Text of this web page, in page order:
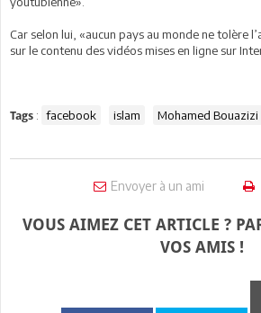
Car selon lui, «aucun pays au monde ne tolère
sur le contenu des vidéos mises en ligne sur
Tags : facebook islam Mohamed Bouazizi
Envoyer à un ami
VOUS AIMEZ CET ARTICLE ?
VOS AMIS !